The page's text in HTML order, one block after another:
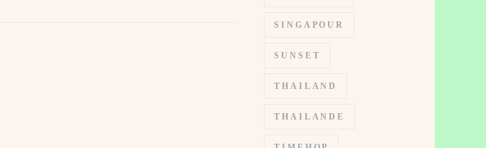
SINGAPOUR
SUNSET
THAILAND
THAILANDE